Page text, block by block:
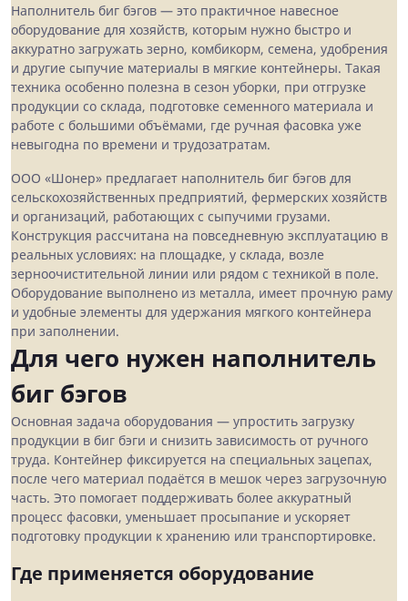
Наполнитель биг бэгов — это практичное навесное
оборудование для хозяйств, которым нужно быстро и
аккуратно загружать зерно, комбикорм, семена, удобрения
и другие сыпучие материалы в мягкие контейнеры. Такая
техника особенно полезна в сезон уборки, при отгрузке
продукции со склада, подготовке семенного материала и
работе с большими объёмами, где ручная фасовка уже
невыгодна по времени и трудозатратам.
ООО «Шонер» предлагает наполнитель биг бэгов для
сельскохозяйственных предприятий, фермерских хозяйств
и организаций, работающих с сыпучими грузами.
Конструкция рассчитана на повседневную эксплуатацию в
реальных условиях: на площадке, у склада, возле
зерноочистительной линии или рядом с техникой в поле.
Оборудование выполнено из металла, имеет прочную раму
и удобные элементы для удержания мягкого контейнера
при заполнении.
Для чего нужен наполнитель
биг бэгов
Основная задача оборудования — упростить загрузку
продукции в биг бэги и снизить зависимость от ручного
труда. Контейнер фиксируется на специальных зацепах,
после чего материал подаётся в мешок через загрузочную
часть. Это помогает поддерживать более аккуратный
процесс фасовки, уменьшает просыпание и ускоряет
подготовку продукции к хранению или транспортировке.
Где применяется оборудование